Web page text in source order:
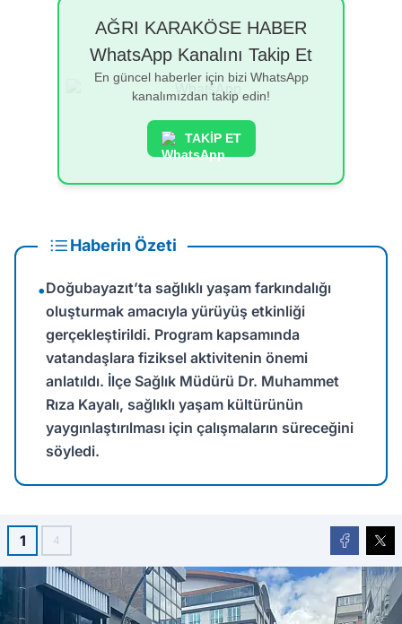
AĞRI KARAKÖSE HABER
WhatsApp Kanalını Takip Et
En güncel haberler için bizi WhatsApp
kanalımızdan takip edin!
TAKİP ET
Haberin Özeti
•Doğubayazıt’ta sağlıklı yaşam farkındalığı
oluşturmak amacıyla yürüyüş etkinliği
gerçekleştirildi. Program kapsamında
vatandaşlara fiziksel aktivitenin önemi
anlatıldı. İlçe Sağlık Müdürü Dr. Muhammet
Rıza Kayalı, sağlıklı yaşam kültürünün
yaygınlaştırılması için çalışmaların süreceğini
söyledi.
1 4